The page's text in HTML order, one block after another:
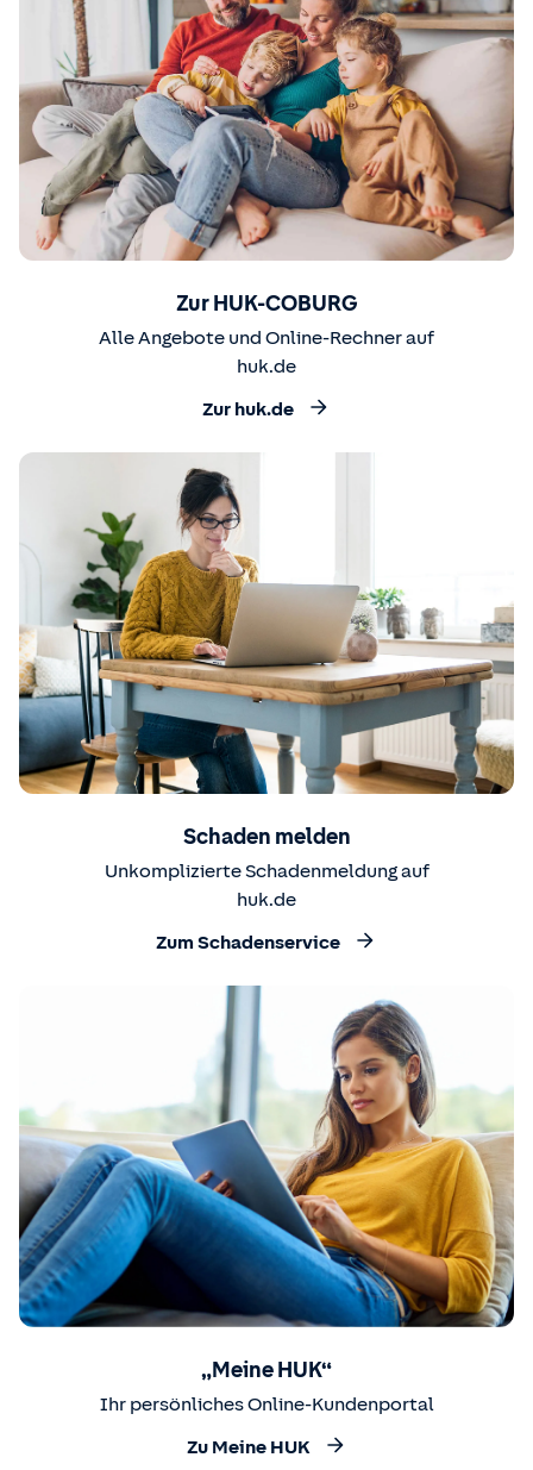
Zur HUK-COBURG
Alle Angebote und Online-Rechner auf
huk.de
Zur huk.de
Schaden melden
Unkomplizierte Schadenmeldung auf
huk.de
Zum Schadenservice
„Meine HUK“
Ihr persönliches Online-Kundenportal
Zu Meine HUK